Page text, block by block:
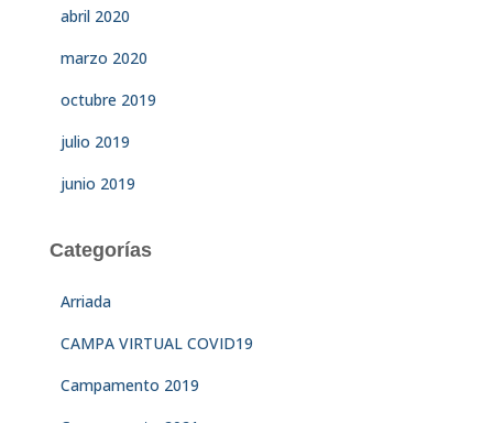
abril 2020
marzo 2020
octubre 2019
julio 2019
junio 2019
Categorías
Arriada
CAMPA VIRTUAL COVID19
Campamento 2019